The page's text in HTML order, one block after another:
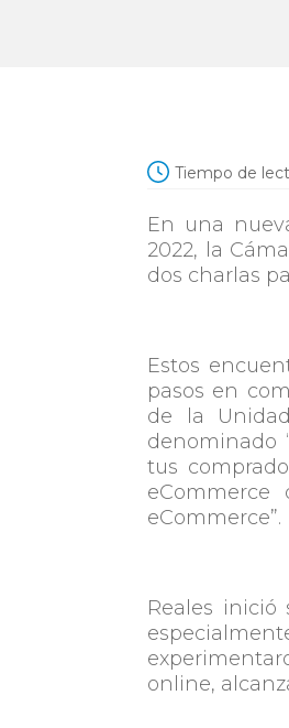
Tiempo de
En una
2022, la
dos charlas
Estos
pasos en
de la
denominado
tus
eCommerce
eCommerce”.
Reales
online,